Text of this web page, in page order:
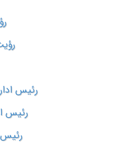
رئیس
رئیس
رئیس